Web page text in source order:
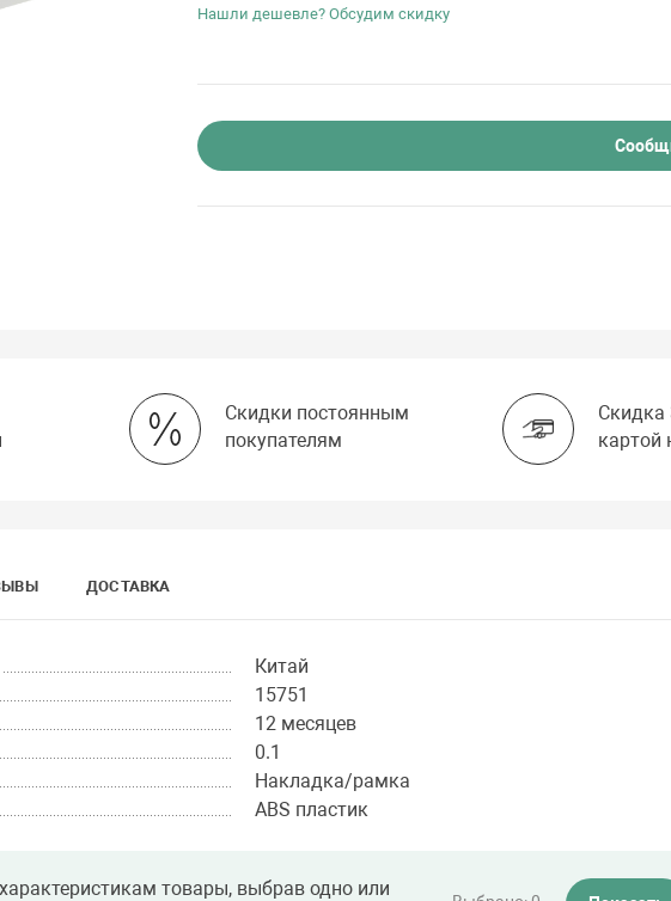
Нашли дешевле? Обсудим скидку
Скидки постоянным
покупателям
Скидка
картой
ДОСТАВКА
Китай
15751
12 месяцев
0.1
Накладка/рамка
ABS пластик
товары, выбрав одно или